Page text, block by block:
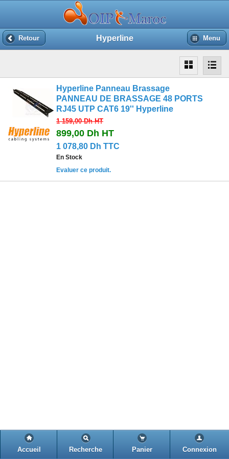
Retour Hyperline Menu
Hyperline Panneau Brassage
PANNEAU DE BRASSAGE 48 PORTS
RJ45 UTP CAT6 19'' Hyperline
1 159,00 DhHT
899,00 Dh HT
1 078,80 Dh TTC
En Stock
Evaluer ce produit.
Accueil Recherche Panier Connexion